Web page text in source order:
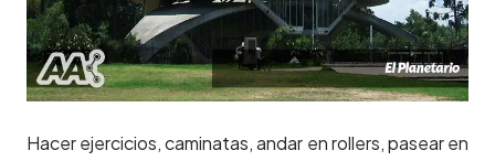
Hacer ejercicios, caminatas, andar en rollers, pasear en